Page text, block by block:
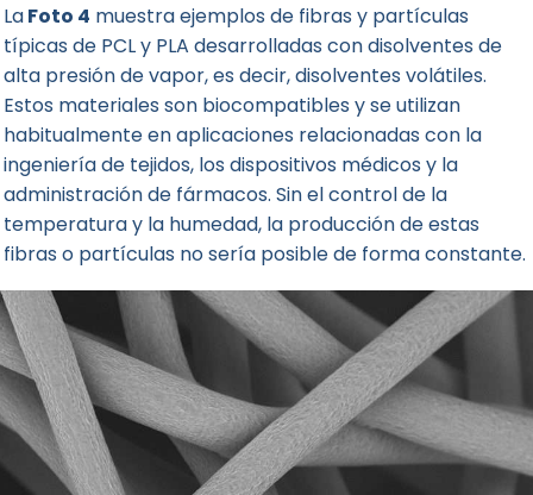
LaFoto 4 muestra ejemplos de fibras y partículas
típicas de PCL y PLA desarrolladas con disolventes de
alta presión de vapor, es decir, disolventes volátiles.
Estos materiales son biocompatibles y se utilizan
habitualmente en aplicaciones relacionadas con la
ingeniería de tejidos, los dispositivos médicos y la
administración de fármacos. Sin el control de la
temperatura y la humedad, la producción de estas
fibras o partículas no sería posible de forma constante.